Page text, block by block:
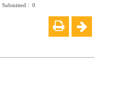
Submitted : 0